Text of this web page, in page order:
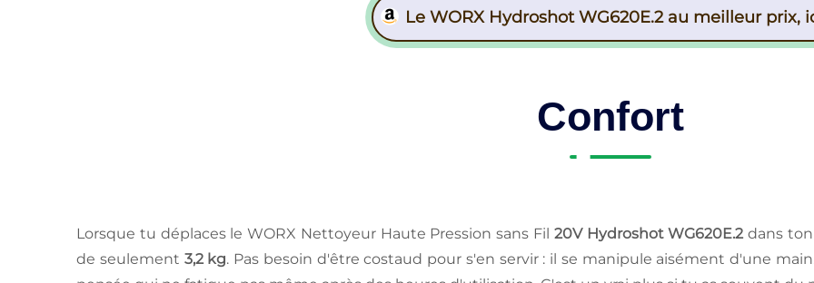
Le WORX Hydroshot WG620E.2 au meilleur prix,
Confort
Lorsque tu déplaces le WORX Nettoyeur Haute Pression sans Fil 20V Hydroshot WG620E.2 dans
de seulement 3,2 kg. Pas besoin d'être costaud pour s'en servir : il se manipule aisément d'une